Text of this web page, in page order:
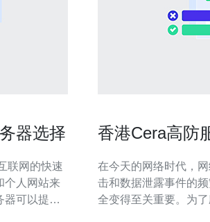
器选择
个人网站来
器可以提供
香港Cera高防
在今天的网络时代，
击和数据泄露事件的
全变得至关重要。为